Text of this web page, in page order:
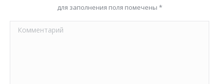
для заполнения поля помечены *
Комментарий